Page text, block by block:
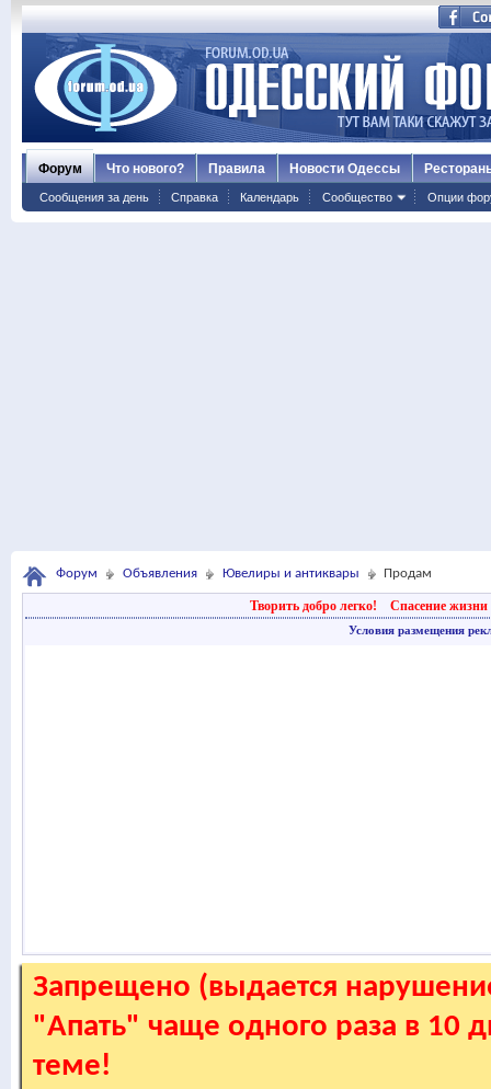
Форум
Сообщения за день Справка Календарь Сообщество Опции
Что нового? Правила Новости Одессы
Форум Объявления Ювелиры и антиквары Продам
Творить добро легко! Спасение жизни
Условия размещения
Запрещено (выдается
"Апать" чаще одного раза в 10
теме!